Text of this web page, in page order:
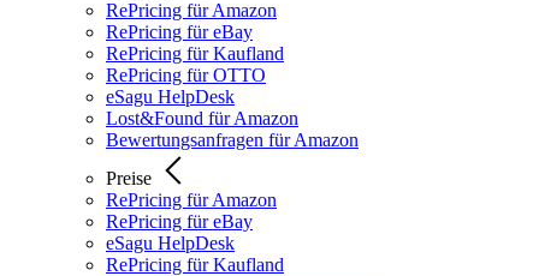
RePricing für Amazon
RePricing für eBay
RePricing für Kaufland
RePricing für OTTO
eSagu HelpDesk
Lost&Found für Amazon
Bewertungsanfragen für Amazon
Preise
RePricing für Amazon
RePricing für eBay
eSagu HelpDesk
RePricing für Kaufland